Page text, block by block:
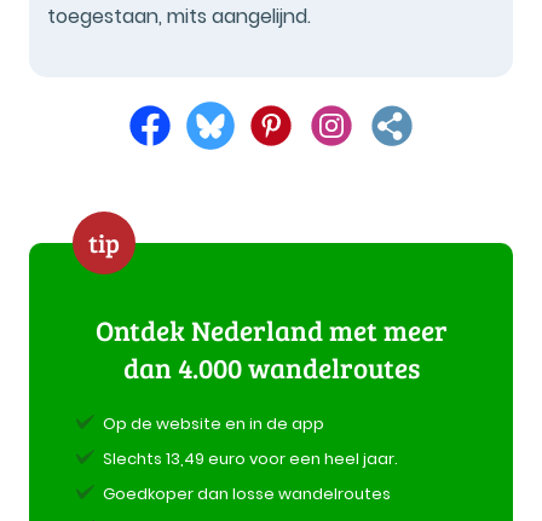
toegestaan, mits aangelijnd.
tip
Ontdek Nederland met meer
dan 4.000 wandelroutes
Op de website en in de app
Slechts 13,49 euro voor een heel jaar.
Goedkoper dan losse wandelroutes